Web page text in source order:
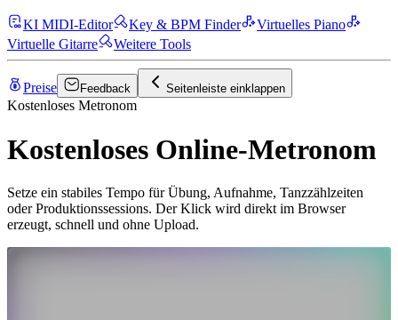
KI MIDI-Editor Key & BPM Finder
Virtuelles Piano
Virtuelle Gitarre
Weitere Tools
Preise Feedback Seitenleiste einklappen
Kostenloses Metronom
Kostenloses Online-Metronom
Setze ein stabiles Tempo für Übung, Aufnahme, Tanzzählzeiten
oder Produktionssessions. Der Klick wird direkt im Browser
erzeugt, schnell und ohne Upload.